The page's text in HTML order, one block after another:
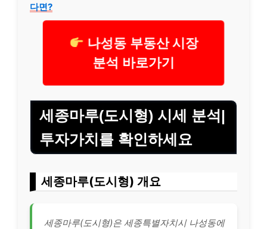
다면?
나성동 부동산 시장
분석 바로가기
세종마루(도시형) 시세 분석|
투자가치를 확인하세요
세종마루(도시형) 개요
세종마루(도시형)은 세종특별자치시 나성동에